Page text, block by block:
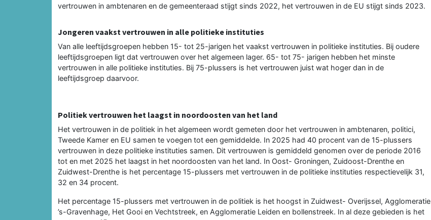
vertrouwen in ambtenaren en de gemeenteraad stijgt sinds 2022, het vertrouwen in de EU stijgt sinds 2023.
Jongeren vaakst vertrouwen in alle politieke instituties
Van alle leeftijdsgroepen hebben 15- tot 25-jarigen het vaakst vertrouwen in politieke instituties. Bij oudere
leeftijdsgroepen ligt dat vertrouwen over het algemeen lager. 65- tot 75- jarigen hebben het minste
vertrouwen in alle politieke instituties. Bij 75-plussers is het vertrouwen juist wat hoger dan in de
leeftijdsgroep daarvoor.
Politiek vertrouwen het laagst in noordoosten van het land
Het vertrouwen in de politiek in het algemeen wordt gemeten door het vertrouwen in ambtenaren, politici,
Tweede Kamer en EU samen te voegen tot een gemiddelde. In 2025 had 40 procent van de 15-plussers
vertrouwen in deze politieke instituties samen. Dit vertrouwen is gemiddeld genomen over de periode 2016
tot en met 2025 het laagst in het noordoosten van het land. In Oost- Groningen, Zuidoost-Drenthe en
Zuidwest-Drenthe is het percentage 15-plussers met vertrouwen in de politieke instituties respectievelijk 31,
32 en 34 procent.
Het percentage 15-plussers met vertrouwen in de politiek is het hoogst in Zuidwest- Overijssel, Agglomeratie
’s-Gravenhage, Het Gooi en Vechtstreek, en Agglomeratie Leiden en bollenstreek. In al deze gebieden is het